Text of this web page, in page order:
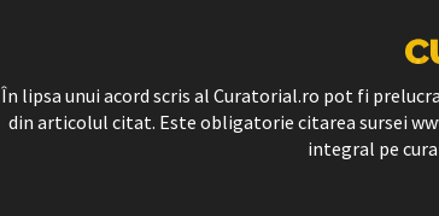
În lipsa unui acord scris al Curatorial.ro pot fi
din articolul citat. Este obligatorie citarea sursei
integral pe